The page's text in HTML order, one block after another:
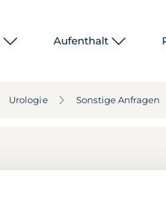
Aufenthalt
Urologie Sonstige Anfragen